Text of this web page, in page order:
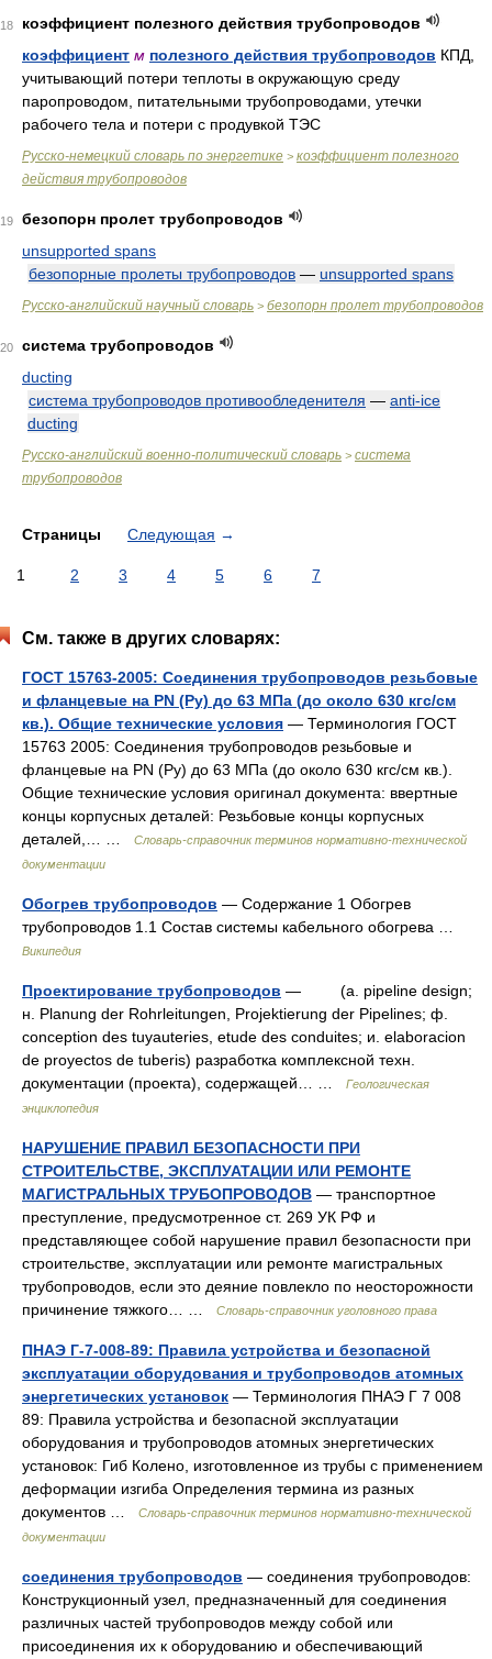
18
коэффициент полезного действия трубопроводов
коэффициент м полезного действия трубопроводов КПД,
учитывающий потери теплоты в окружающую среду
паропроводом, питательными трубопроводами, утечки
рабочего тела и потери с продувкой ТЭС
Русско-немецкий словарь по энергетике > коэффициент полезного
действия трубопроводов
19
безопорн пролет трубопроводов
unsupported spans
безопорные пролеты трубопроводов — unsupported spans
Русско-английский научный словарь > безопорн пролет трубопроводов
20
система трубопроводов
ducting
система трубопроводов противообледенителя — anti-ice
ducting
Русско-английский военно-политический словарь > система
трубопроводов
Страницы Следующая →
1 2 3 4 5 6 7
См. также в других словарях:
ГОСТ 15763-2005: Соединения трубопроводов резьбовые
и фланцевые на PN (Py) до 63 МПа (до около 630 кгс/см
кв.). Общие технические условия — Терминология ГОСТ
15763 2005: Соединения трубопроводов резьбовые и
фланцевые на PN (Py) до 63 МПа (до около 630 кгс/см кв.).
Общие технические условия оригинал документа: ввертные
концы корпусных деталей: Резьбовые концы корпусных
деталей,… …
Словарь-справочник терминов нормативно-технической
документации
Обогрев трубопроводов — Содержание 1 Обогрев
трубопроводов 1.1 Состав системы кабельного обогрева …
Википедия
Проектирование трубопроводов — (a. pipeline design;
н. Planung der Rohrleitungen, Projektierung der Pipelines; ф.
conception des tuyauteries, etude des conduites; и. elaboracion
de proyectos de tuberis) разработка комплексной техн.
документации (проекта), содержащей… …
Геологическая
энциклопедия
НАРУШЕНИЕ ПРАВИЛ БЕЗОПАСНОСТИ ПРИ
СТРОИТЕЛЬСТВЕ, ЭКСПЛУАТАЦИИ ИЛИ РЕМОНТЕ
МАГИСТРАЛЬНЫХ ТРУБОПРОВОДОВ — транспортное
преступление, предусмотренное ст. 269 УК РФ и
представляющее собой нарушение правил безопасности при
строительстве, эксплуатации или ремонте магистральных
трубопроводов, если это деяние повлекло по неосторожности
причинение тяжкого… …
Словарь-справочник уголовного права
ПНАЭ Г-7-008-89: Правила устройства и безопасной
эксплуатации оборудования и трубопроводов атомных
энергетических установок — Терминология ПНАЭ Г 7 008
89: Правила устройства и безопасной эксплуатации
оборудования и трубопроводов атомных энергетических
установок: Гиб Колено, изготовленное из трубы с применением
деформации изгиба Определения термина из разных
документов …
Словарь-справочник терминов нормативно-технической
документации
соединения трубопроводов — соединения трубопроводов:
Конструкционный узел, предназначенный для соединения
различных частей трубопроводов между собой или
присоединения их к оборудованию и обеспечивающий